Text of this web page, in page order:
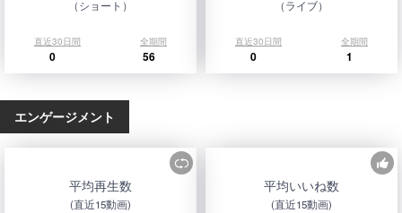
（ショート）
直近30日間 全期間
0 56
（ライブ）
直近30日間 全期間
0 1
エンゲージメント
平均再生数
(直近15動画)
平均いいね数
(直近15動画)